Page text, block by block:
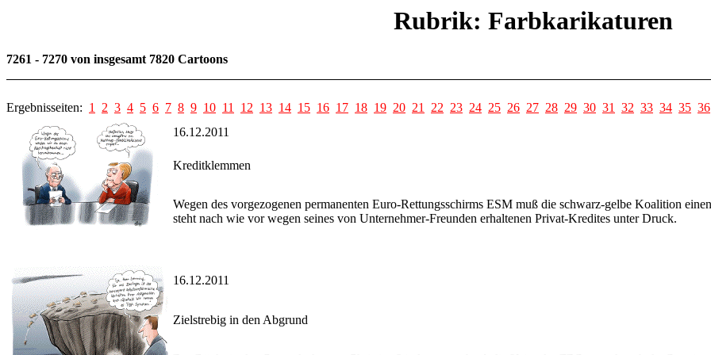
Rubrik: Farbkarikaturen
7261 - 7270 von insgesamt 7820 Cartoons
Ergebnisseiten: 1 2 3 4 5 6 7 8 9 10 11 12 13 14 15 16 17 18 19 20 21 22 23 24 25 26 27 28 29 30 31 32 33 34 35 36
16.12.2011
Kreditklemmen
Wegen des vorgezogenen permanenten Euro-Rettungsschirms ESM muß die schwarz-gelbe Koalition
steht nach wie vor wegen seines von Unternehmer-Freunden erhaltenen Privat-Kredites unter Druck.
16.12.2011
Zielstrebig in den Abgrund